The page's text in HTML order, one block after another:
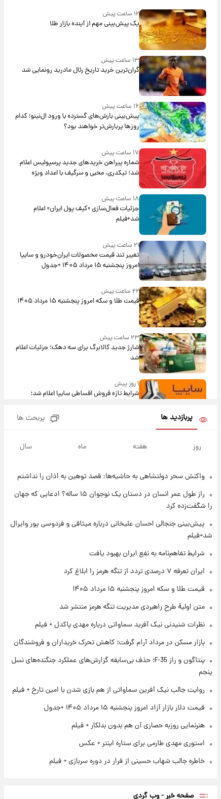
۱۲ ساعت پیش
یک پیش‌بینی مهم از آینده بازار طلا
۱۳ ساعت پیش
گران‌ترین خرید تاریخ رئال مادرید رونمایی شد
۱۶ ساعت پیش
پیش‌بینی بارش‌های گسترده با ورود ال‌نینو؛ کدام
روزها پربارش‌تر خواهند بود؟
۱۷ ساعت پیش
شماره پیراهن خریدهای جدید پرسپولیس اعلام
شد؛ تیکدری، محبی و سرگیف با اعداد ویژه
۱۸ ساعت پیش
جزئیات فعال‌سازی «کیف پول ایران» اعلام
شد+فیلم
۲۱ ساعت پیش
تغییر تند قیمت محصولات ایران‌خودرو و سایپا
امروز پنجشنبه ۱۵ مرداد ۱۴۰۵ +جدول
۲۲ ساعت پیش
قیمت طلا و سکه امروز پنجشنبه ۱۵ مرداد ۱۴۰۵
۲۳ ساعت پیش
شارژ جدید کالابرگ برای سه دهک؛ جزئیات اعلام
شد
۱ روز پیش
شرایط تازه فروش اقساطی سایپا اعلام شد؛
قیمت سکه و طلا فردا
۱ روز پیش
۱ روز پیش
۱ روز پیش
۱ روز پیش
سود مشارکت چند درصد است؟
پربازدید ها پربحث ها
روز هفته ماه سال
واکنش سحر دولتشاهی به حاشیه‌ها: قصد توهین به اذان را نداشتم
راز طول عمر انسان در دستان یک نوجوان ۱۵ ساله؟ ادعایی که جهان
را شگفت‌زده کرد
پیش‌بینی جنجالی احسان علیخانی درباره میثاقی و فردوسی پور وایرال
شد+فیلم
شرایط تفاهم‌نامه به نفع ایران بهبود یافت
ایران تعرفه ۷ درصدی تردد از تنگه هرمز را ابلاغ کرد
قیمت طلا و سکه امروز پنجشنبه ۱۵ مرداد ۱۴۰۵
متن اولیۀ طرح راهبردی مدیریت تنگه هرمز منتشر شد
نظرات شنیدنی نیک آفرید سماواتی درباره مهدی پاکدل + فیلم
بازار مسکن در مرداد آرام گرفت؛ کاهش تحرک خریداران و فروشندگان
پنتاگون و راز F-35؛ حذف بی‌سابقه گزارش‌های عملکرد جنگنده‌های نسل
پنجم
روایت جالب نیک آفرین سماواتی از هم بازی شدن با امین تارخ + فیلم
قیمت دلار بازار آزاد امروز پنجشنبه ۱۵ مرداد ۱۴۰۵ +جدول
هنرنمایی روزبه حصاری آن هم بدون بدلکار + فیلم
استوری مهدی طارمی برای ستاره اینتر + عکس
خاطره جالب شهاب حسینی از فرار در دوره سربازی + فیلم
صفحه خبر - وب گردی